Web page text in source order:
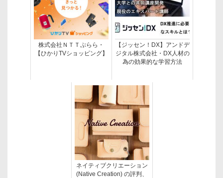
株式会社ＮＴＴぷらら・
【ひかりTVショッピング】
【ジッセン！DX】アンドデ
ジタル株式会社・DX人材の
為の効果的な学習方法
ネイティブクリエーション
(Native Creation) の評判、